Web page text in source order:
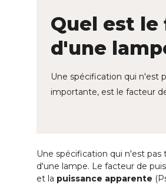
Quel est le
d'une
Une spécification qui n'est
importante, est le facteur
Une spécification qui n'est
d'une lampe. Le facteur de
et la puissance apparente